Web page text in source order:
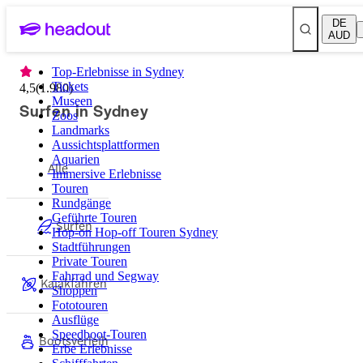
DE
AUD
Top-Erlebnisse in Sydney
Tickets
Museen
Zoos
Landmarks
Aussichtsplattformen
Aquarien
Immersive Erlebnisse
Touren
Rundgänge
Geführte Touren
Hop-on Hop-off Touren Sydney
Stadtführungen
Private Touren
Fahrrad und Segway
Shoppen
Fototouren
Ausflüge
Speedboot-Touren
Erbe Erlebnisse
4,5(1.980)
Surfen in Sydney
Alle
Surfen
Kajakfahren
Bootsverleih